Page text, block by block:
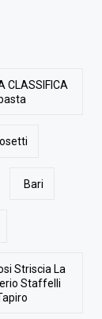
CLASSIFICA
Bari
Striscia La
Staffelli